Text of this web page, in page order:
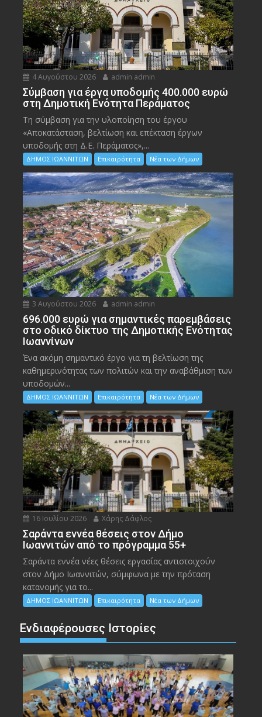
4 Αυγούστου 2026 admin admin
Σύμβαση για έργα υποδομής 400.000 ευρώ
στη Δημοτική Ενότητα Περάματος
Τη σύμβαση για την υλοποίηση του έργου
«Αποκατάσταση, βελτίωση και επέκταση έργων
υποδομής στη Δ.Ε. Περάματος»,...
ΔΗΜΟΣ ΙΩΑΝΝΙΤΩΝ Επικαιρότητα Νέα των Δήμων
3 Αυγούστου 2026 admin admin
696.000 ευρώ για σημαντικές παρεμβάσεις
στο οδικό δίκτυο της Δημοτικής Ενότητας
Ιωαννίνων
Ένα ακόμη σημαντικό έργο για τη βελτίωση της
καθημερινότητας των πολιτών και την αναβάθμιση των
υποδομών...
ΔΗΜΟΣ ΙΩΑΝΝΙΤΩΝ Επικαιρότητα Νέα των Δήμων
16 Ιουλίου 2026 Χάρης Δάφλος
Σαράντα εννέα θέσεις στον Δήμο
Ιωαννιτών από το πρόγραμμα 55+
Σαράντα εννέα νέες θέσεις εργασίας αντιστοιχούν
στον Δήμο Ιωαννιτών, σύμφωνα με την πρόταση
κατανομής για το...
ΔΗΜΟΣ ΙΩΑΝΝΙΤΩΝ Επικαιρότητα Νέα των Δήμων
Ενδιαφέρουσες Ιστορίες